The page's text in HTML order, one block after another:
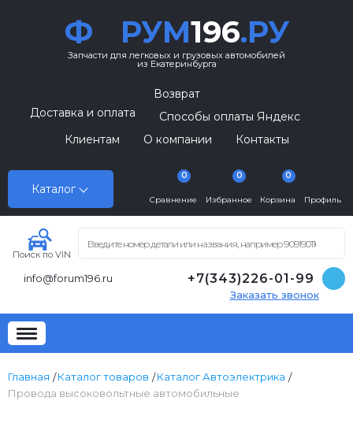
Ф РУМ196.РУ
Запчасти для легковых и грузовых автомобилей
из Екатеринбурга
Каталог
Возврат
Доставка и оплата
Способы оплаты Яндекс
Клиентам
О компании Контакты
Сравнение
0
Избранное
0
Корзина
0
Профиль
Поиск по VIN
info@forum196.ru +7(343)226-01-99
Заказать звонок
Главная Каталог товаров
Каталог Автоэлектрика
Провода высоковольтные автомобильные